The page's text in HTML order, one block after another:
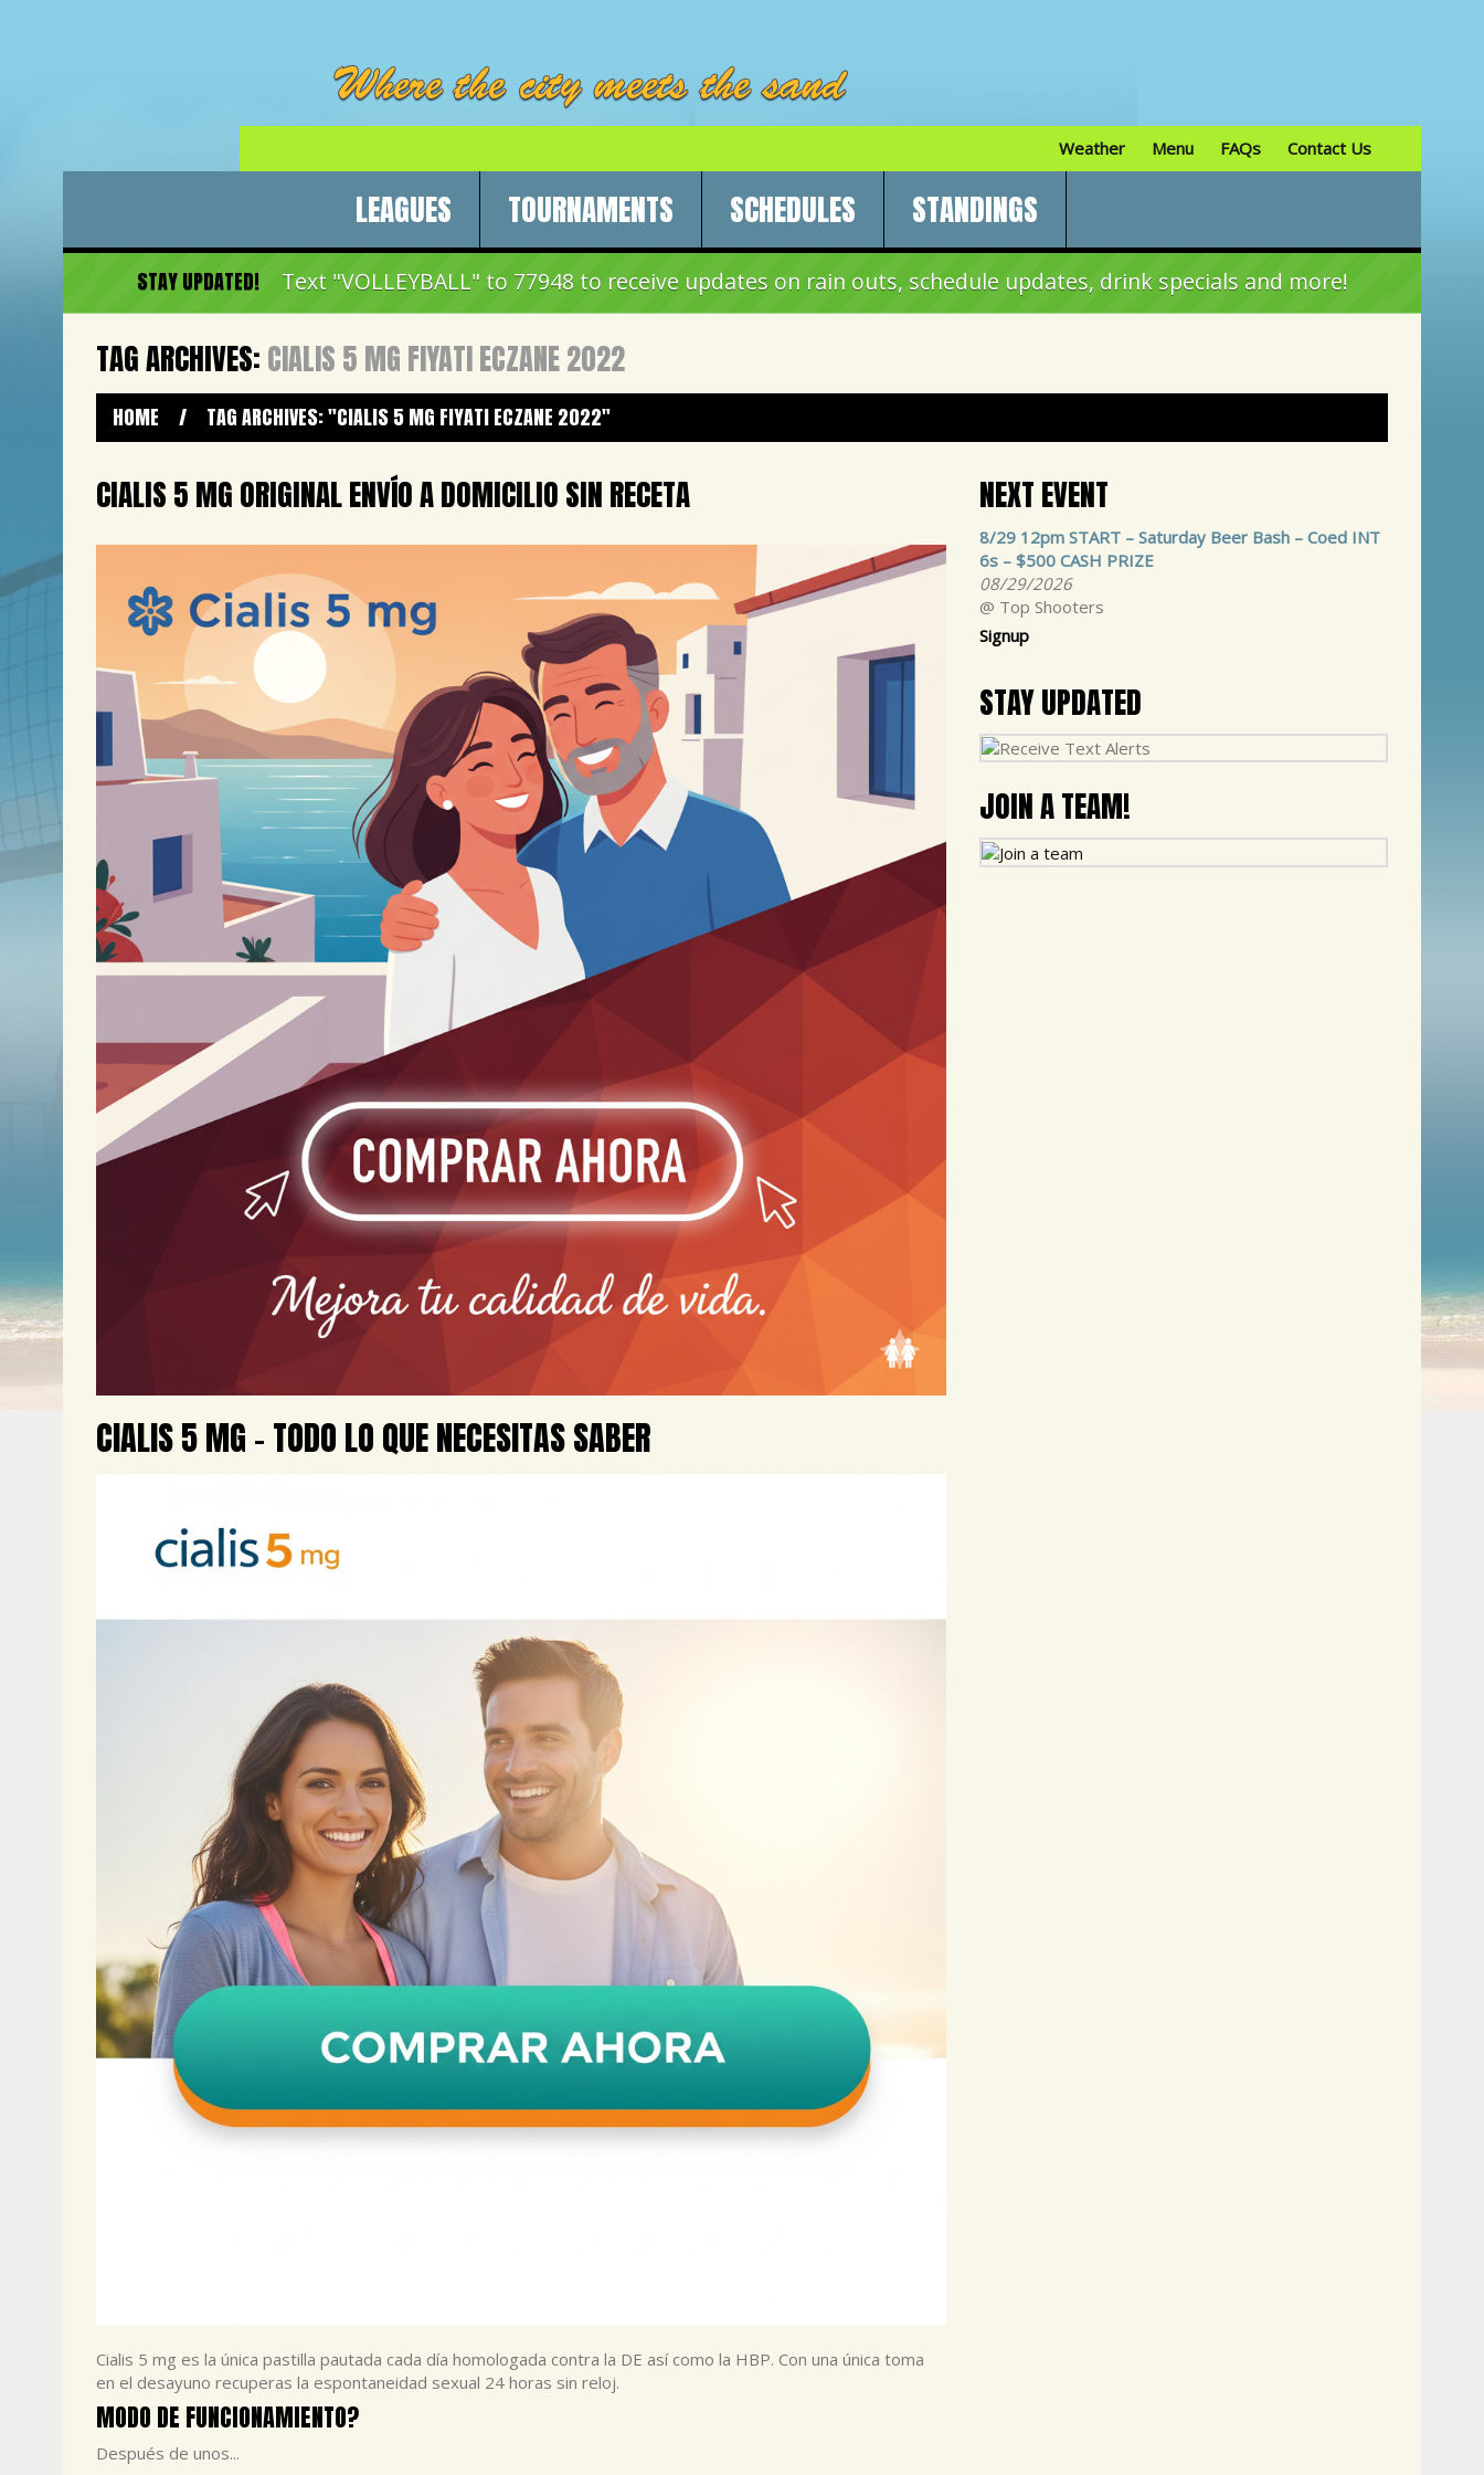
Weather Menu FAQs Contact Us
LEAGUES TOURNAMENTS SCHEDULES STANDINGS
STAY UPDATED! Text "VOLLEYBALL" to 77948 to receive updates on rain outs, schedule updates, drink specials and more!
TAG ARCHIVES: CIALIS 5 MG FIYATI ECZANE 2022
HOME / TAG ARCHIVES: "CIALIS 5 MG FIYATI ECZANE 2022"
CIALIS 5 MG ORIGINAL ENVÍO A DOMICILIO SIN RECETA
CIALIS 5 MG – TODO LO QUE NECESITAS SABER
Cialis 5 mg es la única pastilla pautada cada día homologada contra la DE así como la HBP. Con una única toma
en el desayuno recuperas la espontaneidad sexual 24 horas sin reloj.
MODO DE FUNCIONAMIENTO?
Después de unos...
NEXT EVENT
8/29 12pm START – Saturday Beer Bash – Coed INT
6s – $500 CASH PRIZE
08/29/2026
@ Top Shooters
Signup
STAY UPDATED
JOIN A TEAM!